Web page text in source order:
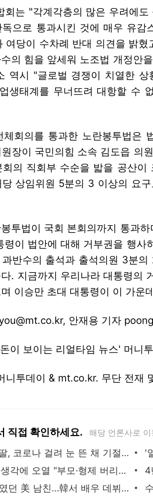
회는 "각계각층의 많은 우려에
으로 통과시킨 것에 매우 유감
여당이 수차례 반대 의견을 밝
의 힘을 앞세워 노조법 개정안
역시 "글로벌 경쟁이 치열한
생태계를 무너뜨려 대항할 수
회의를 통과한 노란봉투법은
장이 국민의힘 소속 김도읍 의
의 직회부 수순을 밟을 공산
상임위원 5분의 3 이상의 요
투법이 국회 본회의까지 통과
령이 법안에 대해 거부권을 행사
반수의 출석과 출석의원 3분
. 지금까지 우리나라 대통령의
이승만 초대 대통령이 이 가운
안재용 기자
이 보이는 리얼타임 뉴스' 머니
투데이 & mt.co.kr. 무단 전재
직접 확인하세요. 해당 언론사로
한지혜 "2세 딸, 코로나 걸려 눈 뜬 채 기절…119 덕에 고비 넘겨" - 머니투데이
박수홍, 엄마 생각에 오열 "부모·형제 버리고 돈벌이 한다고…" - 머니투데이
홍석천 "강사였던 美 남친…韓서 배우 데뷔시키니 떠나" 고백 - 머니투데이